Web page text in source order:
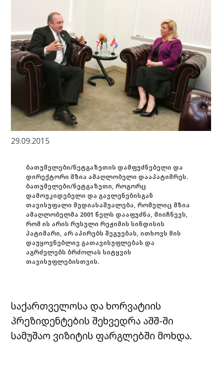
29.09.2015
ბათუმელები/ნეტგაზეთის დამფუძნებელი და
დირექტორი მზია ამაღლობელი დააპატიმრეს.
ბათუმელები/ნეტგაზეთი, როგორც
დამოუკიდებელი და გავლენებისგან
თავისუფალი მედიასაშუალება, რომელიც მზია
ამაღლობელმა 2001 წელს დააფუძნა, მიიჩნევს,
რომ ის არის რუსული რეჟიმის სინდისის
პატიმარი, არ აპირებს შეგუებას, ითხოვს მის
დაუყოვნებლივ გათავისუფლებას და
აგრძელებს ბრძოლას სიტყვის
თავისუფლებისთვის.
საქართველოსა და ხორვატიის
პრეზიდენტების შეხვედრა აშშ-ში
სამუშაო ვიზიტის ფარგლებში მოხდა.